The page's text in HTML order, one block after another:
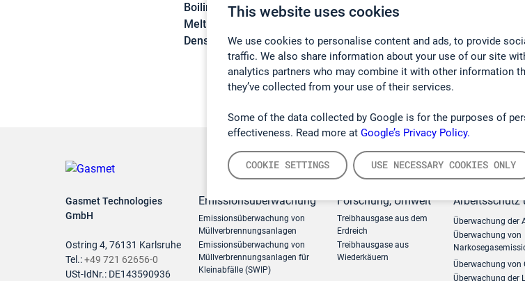
This website uses cookies
We use cookies to personalise content and ads, to provide
traffic. We also share information about your use of our site
analytics partners who may combine it with other information
they’ve collected from your use of their services.
Some of the data collected by Google is for the purposes of
effectiveness. Read more at Google’s Privacy Policy.
COOKIE SETTINGS USE NECESSARY COOKIES ONLY
Boiling point:101,6 °C
Melting point:
Density:
0,8938 g/cm3
Gasmet Technologies
GmbH
Ostring 4, 76131 Karlsruhe
Tel.:+49 721 62656-0
USt-IdNr.: DE143590936
Emissionsüberwachung
Emissionsüberwachung von
Müllverbrennungsanlagen
Emissionsüberwachung von
Müllverbrennungsanlagen für
Kleinabfälle (SWIP)
Forschung, Umwelt
Treibhausgase aus dem
Erdreich
Treibhausgase aus
Wiederkäuern
Arbeitsschutz
Überwachung der
Überwachung von
Überwachung von
Überwachung der